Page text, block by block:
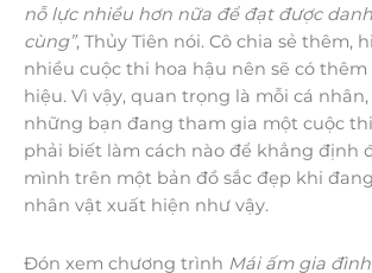
nỗ lực nhiều hơn nữa để đạt được
cùng”, Thủy Tiên nói. Cô chia sẻ thêm,
nhiều cuộc thi hoa hậu nên sẽ có
hiệu. Vì vậy, quan trọng là mỗi cá
những bạn đang tham gia một cuộc
phải biết làm cách nào để khẳng định
mình trên một bản đồ sắc đẹp khi
nhân vật xuất hiện như vậy.
Đón xem chương trình Mái ấm gia